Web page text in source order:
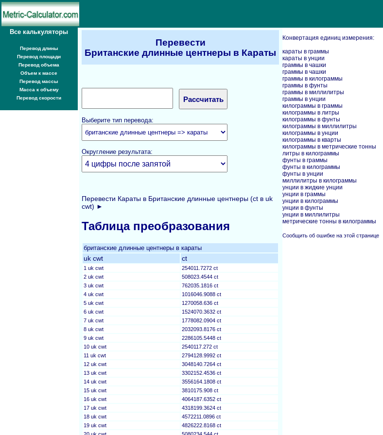
Все калькуляторы
Перевод длины
Перевод площади
Перевод объема
Объем к массе
Перевод массы
Масса к объему
Перевод скорости
Перевести
Британские длинные центнеры в Караты
Выберите тип перевода:
Округление результата:
Перевести Караты в Британские длинные центнеры (ct в uk
cwt) ►
Таблица преобразования
британские длинные центнеры в караты
uk cwt ct
1 uk cwt
254011.7272 ct
2 uk cwt
508023.4544 ct
3 uk cwt
762035.1816 ct
4 uk cwt
1016046.9088 ct
5 uk cwt
1270058.636 ct
6 uk cwt
1524070.3632 ct
7 uk cwt
1778082.0904 ct
8 uk cwt
2032093.8176 ct
9 uk cwt
2286105.5448 ct
10 uk cwt
2540117.272 ct
11 uk cwt
2794128.9992 ct
12 uk cwt
3048140.7264 ct
13 uk cwt
3302152.4536 ct
14 uk cwt
3556164.1808 ct
15 uk cwt
3810175.908 ct
16 uk cwt
4064187.6352 ct
17 uk cwt
4318199.3624 ct
18 uk cwt
4572211.0896 ct
19 uk cwt
4826222.8168 ct
Конвертация единиц измерения:
караты в граммы
караты в унции
граммы в чашки
граммы в чашки
граммы в килограммы
граммы в фунты
граммы в миллилитры
граммы в унции
килограммы в граммы
килограммы в литры
килограммы в фунты
килограммы в миллилитры
килограммы в унции
килограммы в кварты
килограммы в метрические тонны
литры в килограммы
фунты в граммы
фунты в килограммы
фунты в унции
миллилитры в килограммы
унции в жидкие унции
унции в граммы
унции в килограммы
унции в фунты
унции в миллилитры
метрические тонны в килограммы
Сообщить об ошибке на этой странице